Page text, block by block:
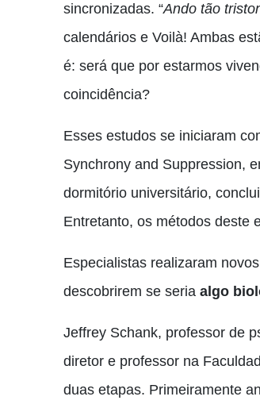
sincronizadas. “Ando tão
calendários e Voilà! Ambas
é: será que por estarmos
coincidência?
Esses estudos se iniciaram
Synchrony and Suppression,
dormitório universitário,
Entretanto, os métodos deste
Especialistas realizaram
descobrirem se seria algo
Jeffrey Schank, professor de
diretor e professor na
duas etapas. Primeiramente